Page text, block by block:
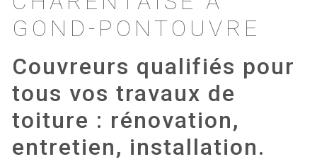
GOND-PONTOUVRE
Couvreurs qualifiés pour
tous vos travaux de
toiture : rénovation,
entretien, installation.